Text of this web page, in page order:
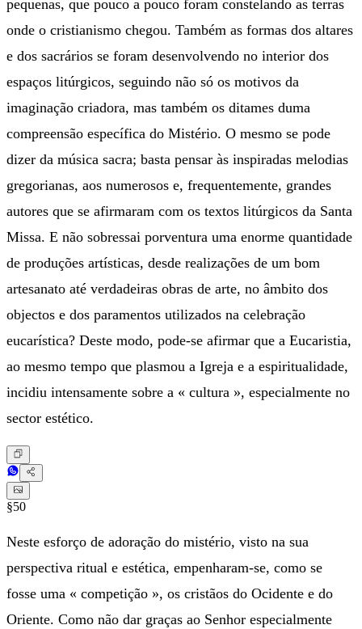
pequenas, que pouco a pouco foram constelando as terras
onde o cristianismo chegou. Também as formas dos altares
e dos sacrários se foram desenvolvendo no interior dos
espaços litúrgicos, seguindo não só os motivos da
imaginação criadora, mas também os ditames duma
compreensão específica do Mistério. O mesmo se pode
dizer da música sacra; basta pensar às inspiradas melodias
gregorianas, aos numerosos e, frequentemente, grandes
autores que se afirmaram com os textos litúrgicos da Santa
Missa. E não sobressai porventura uma enorme quantidade
de produções artísticas, desde realizações de um bom
artesanato até verdadeiras obras de arte, no âmbito dos
objectos e dos paramentos utilizados na celebração
eucarística? Deste modo, pode-se afirmar que a Eucaristia,
ao mesmo tempo que plasmou a Igreja e a espiritualidade,
incidiu intensamente sobre a « cultura », especialmente no
sector estético.
§50
Neste esforço de adoração do mistério, visto na sua
perspectiva ritual e estética, empenharam-se, como se
fosse uma « competição », os cristãos do Ocidente e do
Oriente. Como não dar graças ao Senhor especialmente